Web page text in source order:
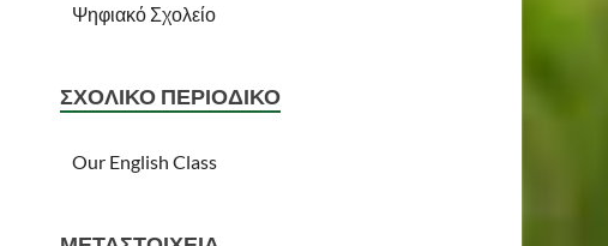
Ψηφιακό Σχολείο
ΣΧΟΛΙΚΌ ΠΕΡΙΟΔΙΚΌ
Our English Class